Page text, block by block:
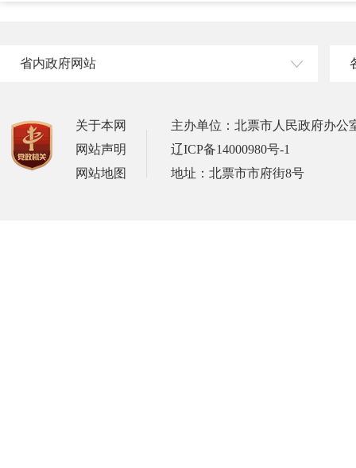
省内政府网站
关于本网
网站声明
网站地图
主办单位：北票市人民政府办公
辽ICP备14000980号-1
地址：北票市市府街8号